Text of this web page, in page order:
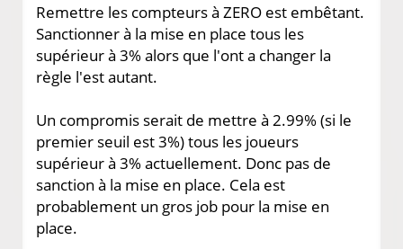
Remettre les compteurs à ZERO est embêtant.
Sanctionner à la mise en place tous les
supérieur à 3% alors que l'ont a changer la
règle l'est autant.
Un compromis serait de mettre à 2.99% (si le
premier seuil est 3%) tous les joueurs
supérieur à 3% actuellement. Donc pas de
sanction à la mise en place. Cela est
probablement un gros job pour la mise en
place.